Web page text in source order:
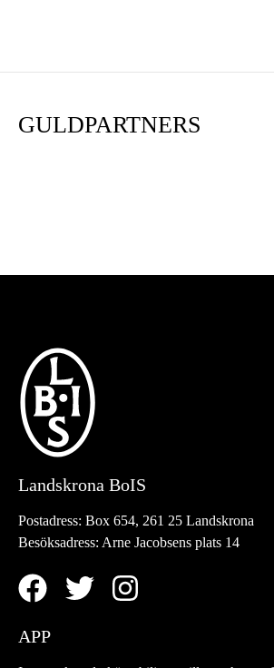
GULDPARTNERS
Landskrona BoIS
Postadress: Box 654, 261 25 Landskrona
Besöksadress: Arne Jacobsens plats 14
APP